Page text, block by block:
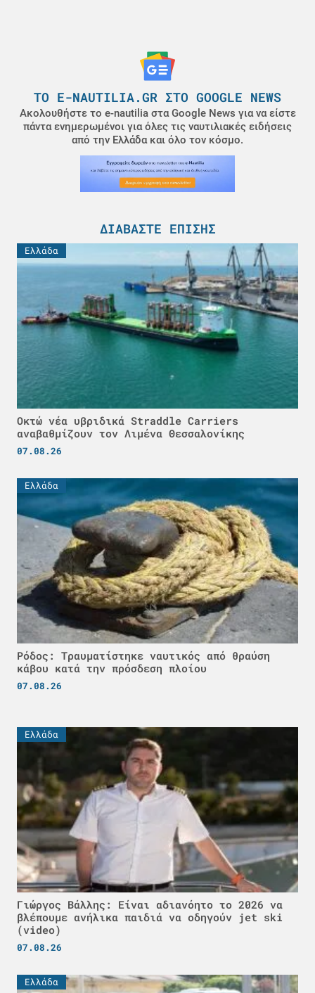
ΤΟ E-NAUTILIA.GR ΣΤΟ GOOGLE NEWS
Ακολουθήστε το e-nautilia στα Google News για να είστε
πάντα ενημερωμένοι για όλες τις ναυτιλιακές ειδήσεις
από την Ελλάδα και όλο τον κόσμο.
ΔΙΑΒΆΣΤΕ ΕΠΊΣΗΣ
Ελλάδα
Οκτώ νέα υβριδικά Straddle Carriers
αναβαθμίζουν τον Λιμένα Θεσσαλονίκης
07.08.26
Ελλάδα
Ρόδος: Τραυματίστηκε ναυτικός από θραύση
κάβου κατά την πρόσδεση πλοίου
07.08.26
Ελλάδα
Γιώργος Βάλλης: Είναι αδιανόητο το 2026 να
βλέπουμε ανήλικα παιδιά να οδηγούν jet ski
(video)
07.08.26
Ελλάδα